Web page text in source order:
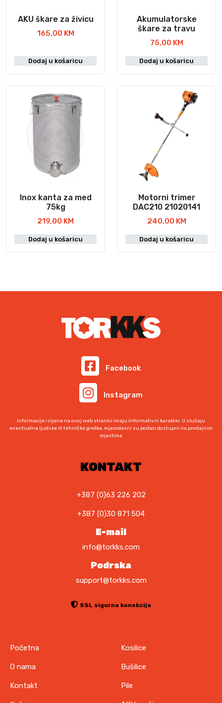
AKU škare za živicu
165,00 KM
Dodaj u košaricu
Akumulatorske
škare za travu
75,00 KM
Dodaj u košaricu
Inox kanta za med
75kg
219,00 KM
Dodaj u košaricu
Motorni trimer
DAC210 21020141
240,00 KM
Dodaj u košaricu
Facebook
Instagram
Informacije i cijene na ovoj web stranici imaju informativni karakter. U slučaju
eventualne ljudske ili tehničke greške, mjerodavni su podaci dostupni na prodajnim
mjestima
KONTAKT
+387 (0)63 226 202
+387 (0)30 871 504
E-mail
info@torkks.com
Podrska
support@torkks.com
SSL sigurna konekcija
Početna
O nama
Kontakt
Kosilice
Bušilice
Pile